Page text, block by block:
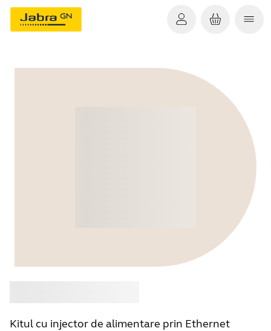
Kitul cu injector de alimentare prin Ethernet